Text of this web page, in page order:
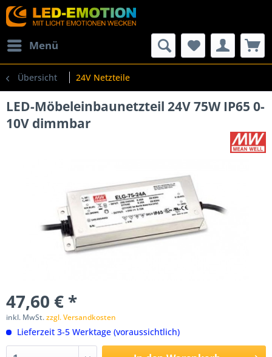
Menü
Übersicht 24V Netzteile
LED-Möbeleinbaunetzteil 24V 75W IP65 0-
10V dimmbar
47,60 € *
inkl. MwSt.zzgl. Versandkosten
Lieferzeit 3-5 Werktage (voraussichtlich)